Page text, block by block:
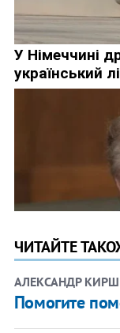
ЧИТАЙТЕ
АЛЕКСАНДР КИРШ
Помогите